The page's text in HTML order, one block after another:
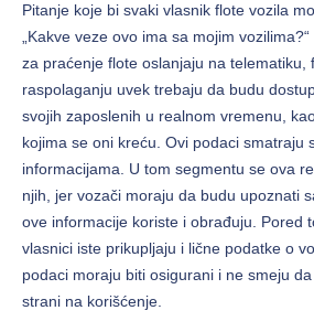
Pitanje koje bi svaki vlasnik flote vozila
„Kakve veze ovo ima sa mojim
za praćenje flote oslanjaju na telematiku,
raspolaganju uvek trebaju da budu
svojih zaposlenih u realnom vremenu,
kojima se oni kreću. Ovi podaci smatraju
informacijama. U tom segmentu se ova
njih, jer vozači moraju da budu upoznati
ove informacije koriste i obrađuju. Pored
vlasnici iste prikupljaju i lične podatke o
podaci moraju biti osigurani i ne smeju
strani na korišćenje.